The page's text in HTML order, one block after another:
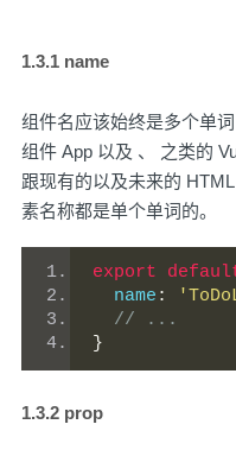
1.3.1 name
组件名应该始终是多个单
组件 App 以及 、 之类的
跟现有的以及未来的
素名称都是单个单词的。
export
  name
:
// ...
}
1.3.2 prop